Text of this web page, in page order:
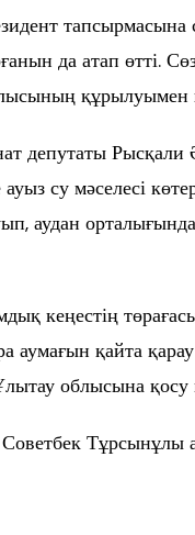
да атап өтті.
құрылуымен
депутаты Рысқали
су мәселесі
аудан
кеңестің
аумағын қайта
облысына қосу
Тұрсынұлы